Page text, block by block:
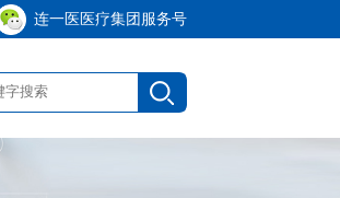
连一医医疗集团服务号